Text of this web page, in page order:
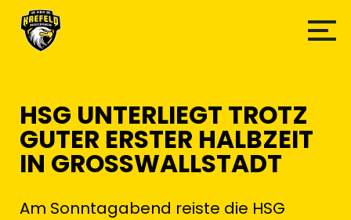
HSG UNTERLIEGT TROTZ
GUTER ERSTER HALBZEIT
IN GROSSWALLSTADT
Am Sonntagabend reiste die HSG